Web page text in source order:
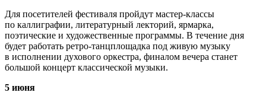
Для посетителей фестиваля пройдут мастер-классы
по каллиграфии, литературный лекторий, ярмарка,
поэтические и художественные программы. В течение дня
будет работать ретро-танцплощадка под живую музыку
в исполнении духового оркестра, финалом вечера станет
большой концерт классической музыки.
5 июня